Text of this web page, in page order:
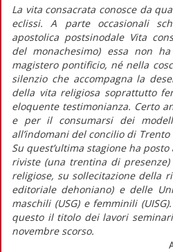
La vita consacrata conosce da
eclissi. A parte occasionali
apostolica postsinodale Vita
del monachesimo) essa non
magistero pontificio, né nella
silenzio che accompagna la
della vita religiosa soprattutto
eloquente testimonianza. Certo
e per il consumarsi dei
all’indomani del concilio di
Su quest’ultima stagione ha
riviste (una trentina di
religiose, su sollecitazione della
editoriale dehoniano) e delle
maschili (USG) e femminili
questo il titolo dei lavori
novembre scorso.